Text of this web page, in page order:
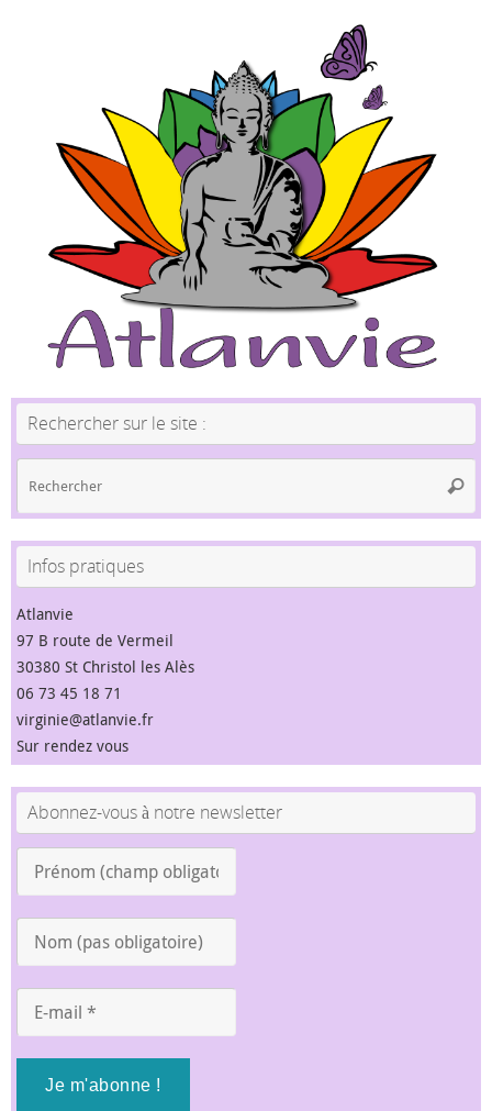
Rechercher sur le site :
:
Infos pratiques
Atlanvie
97 B route de Vermeil
30380 St Christol les Alès
06 73 45 18 71
virginie@atlanvie.fr
Sur rendez vous
Abonnez-vous à notre newsletter
(champ
(pas
mail